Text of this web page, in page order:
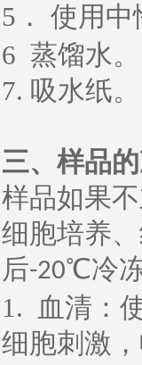
5 ． 使用中
6 蒸馏水。
7. 吸水纸。
三、样品
样品如果
细胞培养
后-20℃冷
1.
血清：
细胞刺激